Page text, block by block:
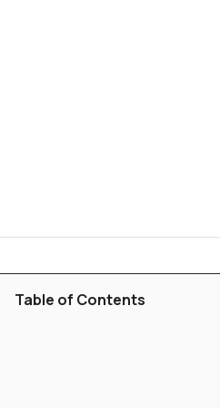
Table of Contents